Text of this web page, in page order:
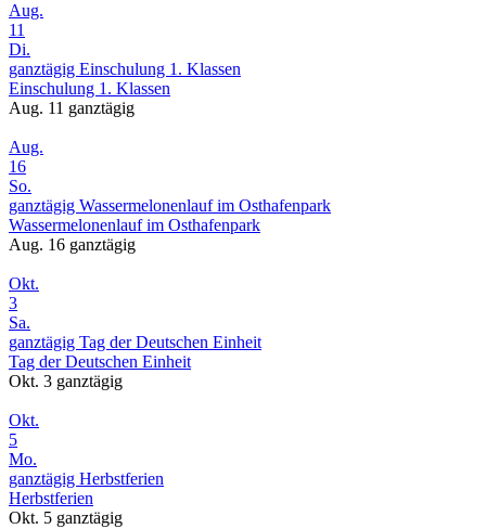
Aug.
11
Di.
ganztägig Einschulung 1. Klassen
Einschulung 1. Klassen
Aug. 11 ganztägig
Aug.
16
So.
ganztägig Wassermelonenlauf im Osthafenpark
Wassermelonenlauf im Osthafenpark
Aug. 16 ganztägig
Okt.
3
Sa.
ganztägig Tag der Deutschen Einheit
Tag der Deutschen Einheit
Okt. 3 ganztägig
Okt.
5
Mo.
ganztägig Herbstferien
Herbstferien
Okt. 5 ganztägig